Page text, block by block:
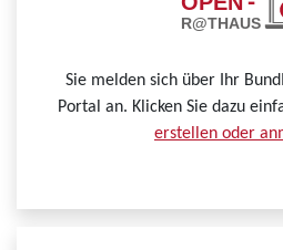
Sie melden sich über Ihr
Portal an. Klicken Sie dazu
erstellen oder